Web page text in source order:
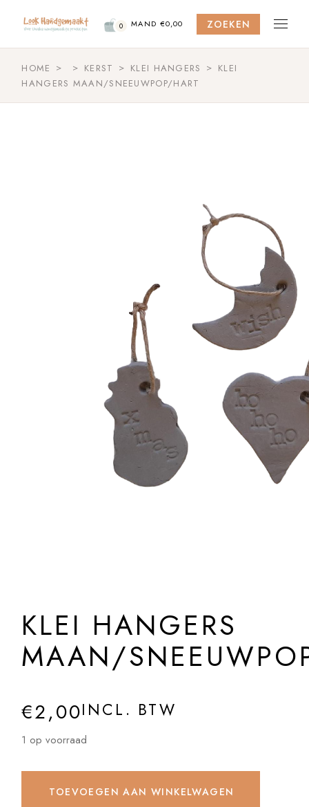
content
0 MAND €0,00 ZOEKEN
HOME KERST KLEI HANGERS
KLEI
HANGERS MAAN/SNEEUWPOP/HART
KLEI HANGERS
MAAN/
€2,00INCL. BTW
1 op voorraad
TOEVOEGEN AAN WINKELWAGEN